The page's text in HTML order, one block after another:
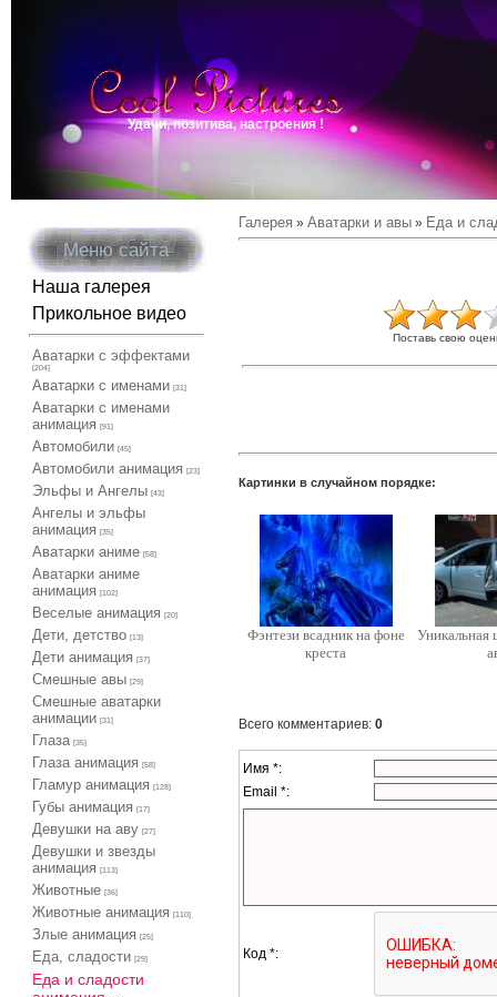
Удачи, позитива, настроения !
Меню сайта
Наша галерея
Прикольное видео
Аватарки с эффектами
[204]
Аватарки с именами [31]
Аватарки с именами
анимация
[91]
Автомобили [45]
Автомобили анимация [23]
Эльфы и Ангелы [43]
Ангелы и эльфы
анимация
[35]
Аватарки аниме [58]
Аватарки аниме
анимация
[102]
Веселые анимация [20]
Дети, детство [13]
Дети анимация [37]
Cмешные авы [29]
Cмешные аватарки
анимации
[31]
Глаза [35]
Глаза анимация [58]
Гламур анимация [128]
Губы анимация [17]
Девушки на аву [27]
Девушки и звезды
анимация
[113]
Животные [36]
Животные анимация [110]
Злые анимация [25]
Еда, сладости [29]
Еда и сладости
Галерея » Аватарки и авы» Еда и
Поставь свою
Картинки в случайном порядке:
Фэнтези всадник на фоне
креста
Уникальная
Всего комментариев: 0
Имя *:
Email *:
Код *: